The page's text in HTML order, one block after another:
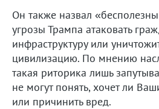
Он также назвал
угрозы Трампа атаковать
инфраструктуру или
цивилизацию. По мнению
такая риторика лишь
не могут понять, хочет ли
или причинить вред.